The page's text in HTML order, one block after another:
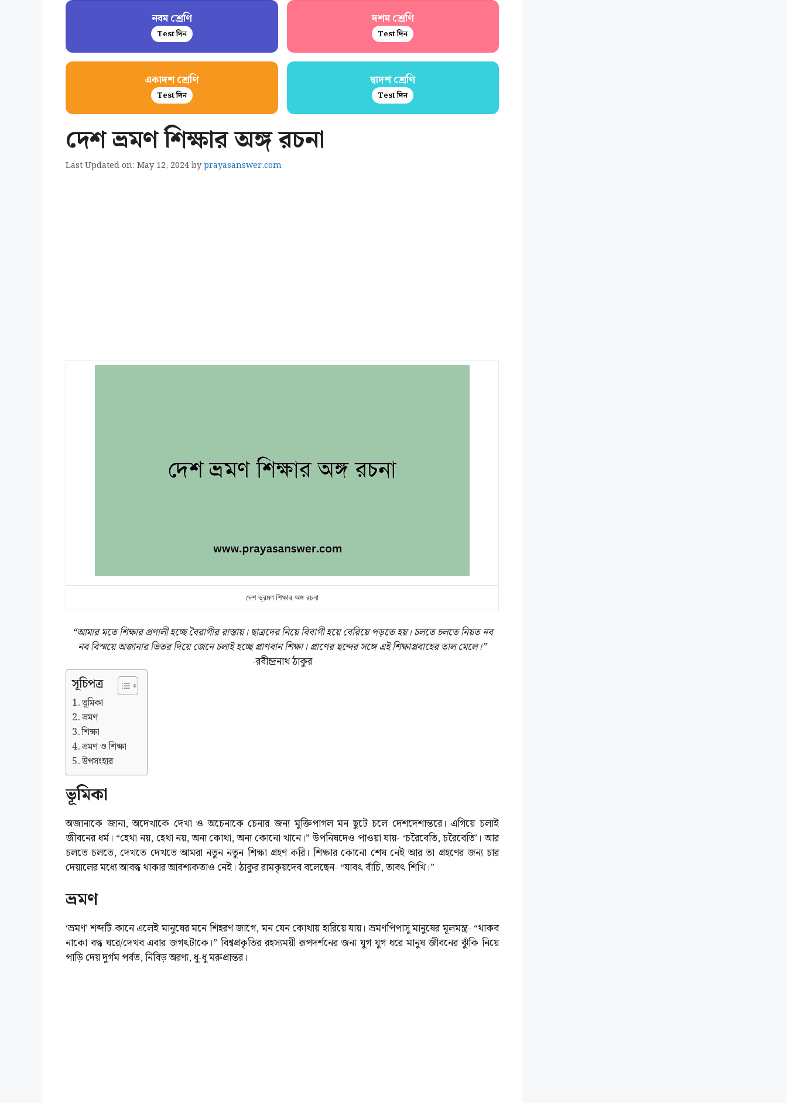
নবম শ্রেণি
Test দিন
দশম শ্রেণি
Test দিন
একাদশ শ্রেণি
Test দিন
দ্বাদশ শ্রেণি
Test দিন
দেশ ভ্রমণ শিক্ষার অঙ্গ রচনা
Last Updated on: May 12, 2024byprayasanswer.com
দেশ ভ্রমণ শিক্ষার অঙ্গ রচনা
“আমার মতে শিক্ষার প্রণালী হচ্ছে বৈরাগীর রাস্তায়। ছাত্রদের নিয়ে বিবাগী হয়ে বেরিয়ে পড়তে হয়। চলতে চলতে নিয়ত নব
নব বিস্ময়ে অজানার ভিতর দিয়ে জেনে চলাই হচ্ছে প্রাণবান শিক্ষা। প্রাণের ছন্দের সঙ্গে এই শিক্ষাপ্রবাহের তাল মেলে।”
-রবীন্দ্রনাথ ঠাকুর
সূচিপত্র
ভূমিকা
ভ্রমণ
শিক্ষা
ভ্রমণ ও শিক্ষা
উপসংহার
ভূমিকা
অজানাকে জানা, অদেখাকে দেখা ও অচেনাকে চেনার জন্য মুক্তিপাগল মন ছুটে চলে দেশদেশান্তরে। এগিয়ে চলাই
জীবনের ধর্ম। “হেথা নয়, হেথা নয়, অন্য কোথা, অন্য কোনো খানে।” উপনিষদেও পাওয়া যায়- ‘চরৈবেতি, চরৈবেতি’। আর
চলতে চলতে, দেখতে দেখতে আমরা নতুন নতুন শিক্ষা গ্রহণ করি। শিক্ষার কোনো শেষ নেই আর তা গ্রহণের জন্য চার
দেয়ালের মধ্যে আবদ্ধ থাকার আবশ্যকতাও নেই। ঠাকুর রামকৃয়দেব বলেছেন- “যাবৎ বাঁচি, তাবৎ শিখি।”
ভ্রমণ
‘ভ্রমণ’ শব্দটি কানে এলেই মানুষের মনে শিহরণ জাগে, মন যেন কোথায় হারিয়ে যায়। ভ্রমণপিপাসু মানুষের মূলমন্ত্র- “থাকব
নাকো বদ্ধ ঘরে/দেখব এবার জগৎটাকে।” বিশ্বপ্রকৃতির রহস্যময়ী রূপদর্শনের জন্য যুগ যুগ ধরে মানুষ জীবনের ঝুঁকি নিয়ে
পাড়ি দেয় দুর্গম পর্বত, নিবিড় অরণ্য, ধু-ধু মরুপ্রান্তর।